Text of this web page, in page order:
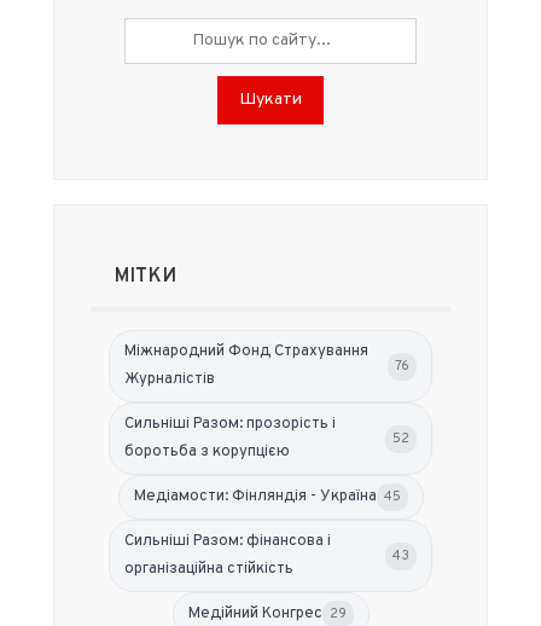
Шукати
МІТКИ
Міжнародний Фонд Страхування
Журналістів
76
Сильніші Разом: прозорість і
боротьба з корупцією
52
Медіамости: Фінляндія - Україна 45
Сильніші Разом: фінансова і
організаційна стійкість
43
Медійний Конгрес 29